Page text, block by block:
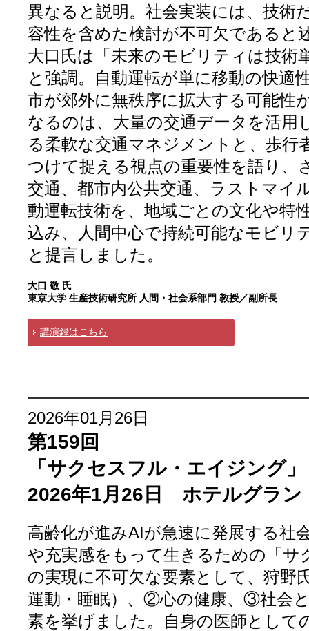
異なると説明。社会実装には、技術
容性を含めた検討が不可欠であると
大口氏は「未来のモビリティは技術
と強調。自動運転が単に移動の快適
市が郊外に無秩序に拡大する可能性
なるのは、大量の交通データを活用
る柔軟な交通マネジメントと、歩行
つけて捉える視点の重要性を語り、
交通、都市内公共交通、ラストマイ
動運転技術を、地域ごとの文化や特
込み、人間中心で持続可能なモビリ
と提言しました。
大口 敬 氏
東京大学 生産技術研究所 人間・社会系部門 教授／副所長
講演録はこちら
2026年01月26日
第159回
「サクセスフル・エイジング」
2026年1月26日 ホテルグラン
高齢化が進みAIが急速に発展する社
や充実感をもって生きるための「サ
の実現に不可欠な要素として、狩野
運動・睡眠）、②心の健康、③社会
素を挙げました。自身の医師として